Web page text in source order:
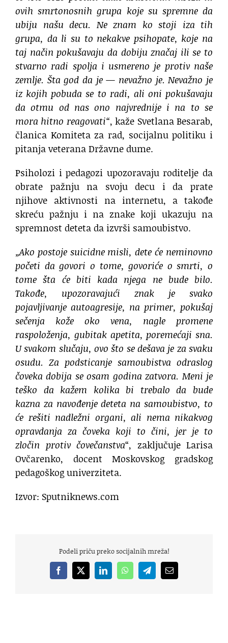
ovih smrtonosnih grupa koje su spremne da
ubiju našu decu. Ne znam ko stoji iza tih
grupa, da li su to nekakve psihopate, koje na
taj način pokušavaju da dobiju značaj ili se to
stvarno radi spolja i usmereno je protiv naše
zemlje. Šta god da je — nevažno je. Nevažno je
iz kojih pobuda se to radi, ali oni pokušavaju
da otmu od nas ono najvrednije i na to se
mora hitno reagovati“, kaže Svetlana Besarab,
članica Komiteta za rad, socijalnu politiku i
pitanja veterana Državne dume.
Psiholozi i pedagozi upozoravaju roditelje da
obrate pažnju na svoju decu i da prate
njihove aktivnosti na internetu, a takođe
skreću pažnju i na znake koji ukazuju na
spremnost deteta da izvrši samoubistvo.
„Ako postoje suicidne misli, dete će neminovno
početi da govori o tome, govoriće o smrti, o
tome šta će biti kada njega ne bude bilo.
Takođe, upozoravajući znak je svako
pojavljivanje autoagresije, na primer, pokušaj
sečenja kože oko vena, nagle promene
raspoloženja, gubitak apetita, poremećaji sna.
U svakom slučaju, ovo što se dešava je za svaku
osudu. Za podsticanje samoubistva odraslog
čoveka dobija se osam godina zatvora. Meni je
teško da kažem kolika bi trebalo da bude
kazna za navođenje deteta na samoubistvo, to
će rešiti nadležni organi, ali nema nikakvog
opravdanja za čoveka koji to čini, jer je to
zločin protiv čovečanstva“, zaključuje Larisa
Ovčarenko, docent Moskovskog gradskog
pedagoškog univerziteta.
Izvor: Sputniknews.com
Podeli priču preko socijalnih mreža!
Facebook
X LinkedInWhatsAppTelegramEmail